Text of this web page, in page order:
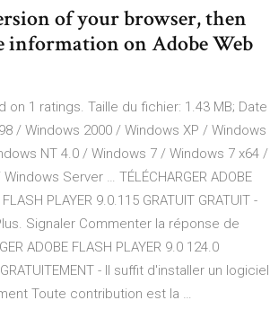
of your browser, then
information on Adobe Web
1 ratings. Taille du fichier: 1.43 MB; Date
/ Windows 2000 / Windows XP / Windows
NT 4.0 / Windows 7 / Windows 7 x64 /
Server … TÉLÉCHARGER ADOBE
PLAYER 9.0.115 GRATUIT GRATUIT -
Signaler Commenter la réponse de
ADOBE FLASH PLAYER 9.0 124.0
GRATUITEMENT - Il suffit d'installer un logiciel
Toute contribution est la …